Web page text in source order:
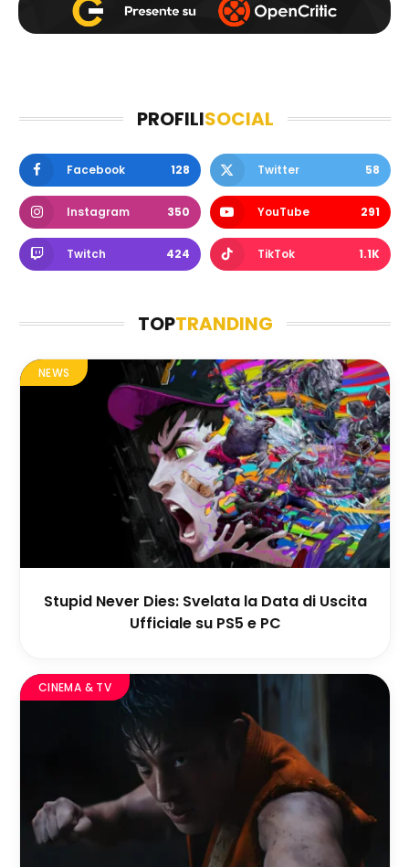
PROFILISOCIAL
Facebook 128 Twitter 58
Instagram 350 YouTube 291
Twitch 424 TikTok 1.1K
TOPTRANDING
NEWS
Stupid Never Dies: Svelata la Data di Uscita
Ufficiale su PS5 e PC
CINEMA & TV